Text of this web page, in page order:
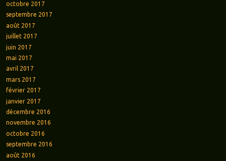
octobre 2017
septembre 2017
août 2017
juillet 2017
juin 2017
mai 2017
avril 2017
mars 2017
février 2017
janvier 2017
décembre 2016
novembre 2016
octobre 2016
septembre 2016
août 2016